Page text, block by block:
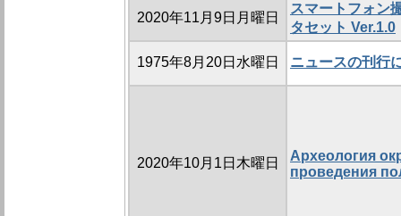
2020年11月9日月曜日
スマートフォン
タセット Ver.1.0
1975年8月20日水曜日 ニュースの刊行
2020年10月1日木曜日
Археология
проведения